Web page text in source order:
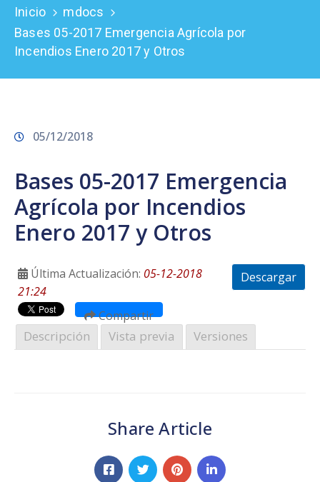
Prensa
Inicio
mdocs
Bases 05-2017 Emergencia Agrícola por
Incendios Enero 2017 y Otros
05/12/2018
Bases 05-2017 Emergencia
Agrícola por Incendios
Enero 2017 y Otros
Descargar
Última Actualización: 05-12-2018
21:24
Compartir
Descripción Vista previa Versiones
Share Article